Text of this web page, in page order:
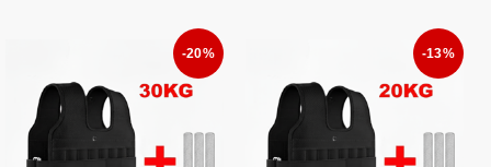
-13%
-20%